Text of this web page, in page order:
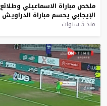
ملخص مباراة الاسماعيلي وطلائع
الإيجابي يحسم مباراة الدراويش
منذ 5 سنوات